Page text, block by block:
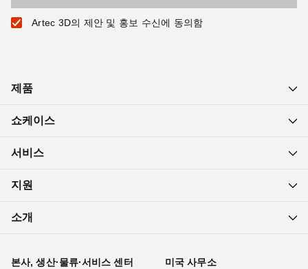
Artec 3D의 제안 및 홍보 수신에 동의함
제품
쇼케이스
서비스
지원
소개
본사, 생산·물류·서비스 센터
미국 사무소